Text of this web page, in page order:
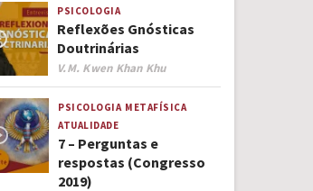
PSICOLOGIA
Reflexões Gnósticas
Doutrinárias
Author
V.M. Kwen Khan Khu
PSICOLOGIA METAFÍSICA
ATUALIDADE
7 – Perguntas e
respostas (Congresso
2019)